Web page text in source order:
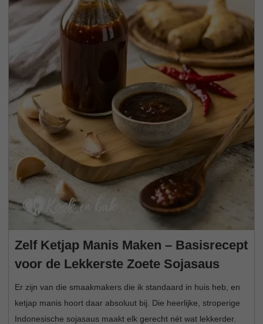
Zelf Ketjap Manis Maken – Basisrecept
voor de Lekkerste Zoete Sojasaus
Er zijn van die smaakmakers die ik standaard in huis heb, en
ketjap manis hoort daar absoluut bij. Die heerlijke, stroperige
Indonesische sojasaus maakt elk gerecht nét wat lekkerder.